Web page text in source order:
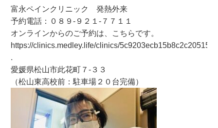
富永ペインクリニック 発熱外来
予約電話：０８９-９２１-７７１１
オンラインからのご予約は、こちらです。
https://clinics.medley.life/clinics/
.
愛媛県松山市此花町７-３３
（松山東高校前：駐車場２０台完備）